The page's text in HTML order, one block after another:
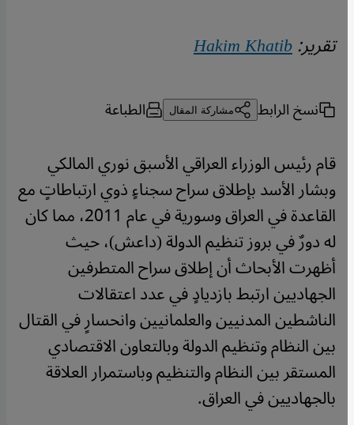
تقرير:Hakim Khatib
نسخ الرابط مشاركة المقال الطباعة
قام رئيس الوزراء العراقي الأسبق نوري المالكي
وبشار الأسد بإطلاق سراح سجناءٍ ذوي ارتباطاتٍ مع
القاعدة في العراق وسورية في عام 2011، مما كان
له دورٌ في بروز تنظيم الدولة (داعش)، حيث
أظهرت الأبحاث أن إطلاق سراح المتطرفين
الجهاديين ارتبط بازديادٍ في عدد اعتقالات
الناشطين المدنيين والعلمانيين وانحسارٍ في القتال
بين النظام وتنظيم الدولة وبالتعاون الاقتصادي
المستقر بين النظام والتنظيم وباستمرار العلاقة
بالجهاديين في العراق.